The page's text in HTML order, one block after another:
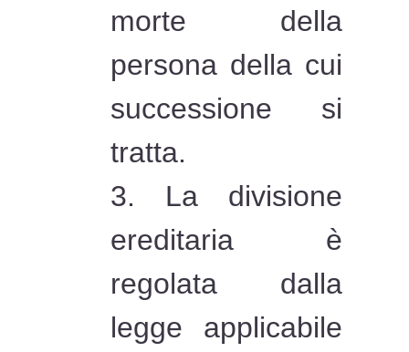
morte della
persona della cui
successione si
tratta.
3. La divisione
ereditaria è
regolata dalla
legge applicabile